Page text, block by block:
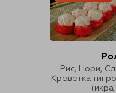
Рис, Нори,
Креветка